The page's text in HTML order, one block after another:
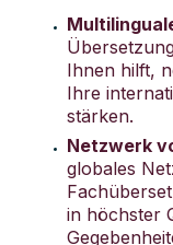
Ihnen hilft,
Ihre
stärken.
Netzwerk
globales
in höchster